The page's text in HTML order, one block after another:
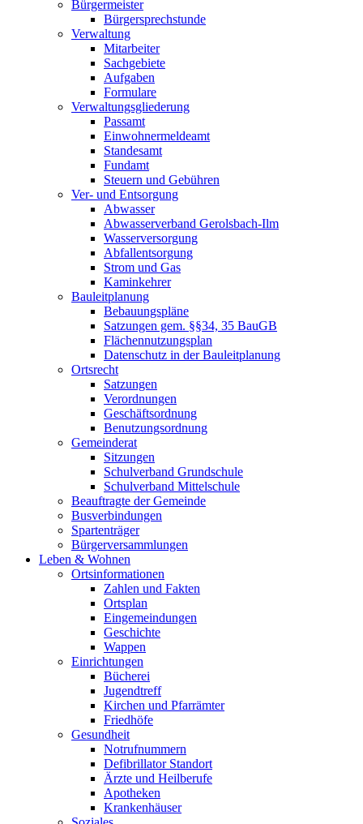
Bürgermeister
Bürgersprechstunde
Verwaltung
Mitarbeiter
Sachgebiete
Aufgaben
Formulare
Verwaltungsgliederung
Passamt
Einwohnermeldeamt
Standesamt
Fundamt
Steuern und Gebühren
Ver- und Entsorgung
Abwasser
Abwasserverband Gerolsbach-Ilm
Wasserversorgung
Abfallentsorgung
Strom und Gas
Kaminkehrer
Bauleitplanung
Bebauungspläne
Satzungen gem. §§34, 35 BauGB
Flächennutzungsplan
Datenschutz in der Bauleitplanung
Ortsrecht
Satzungen
Verordnungen
Geschäftsordnung
Benutzungsordnung
Gemeinderat
Sitzungen
Schulverband Grundschule
Schulverband Mittelschule
Beauftragte der Gemeinde
Busverbindungen
Spartenträger
Bürgerversammlungen
Leben & Wohnen
Ortsinformationen
Zahlen und Fakten
Ortsplan
Eingemeindungen
Geschichte
Wappen
Einrichtungen
Bücherei
Jugendtreff
Kirchen und Pfarrämter
Friedhöfe
Gesundheit
Notrufnummern
Defibrillator Standort
Ärzte und Heilberufe
Apotheken
Krankenhäuser